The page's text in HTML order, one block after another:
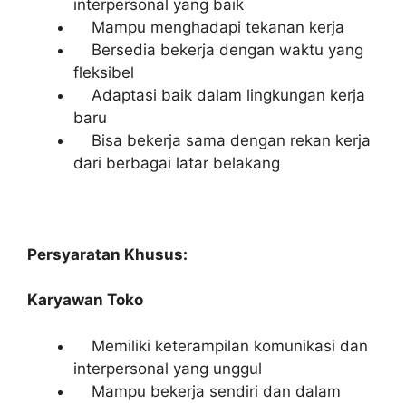
interpersonal yang baik
Mampu menghadapi tekanan kerja
Bersedia bekerja dengan waktu yang
fleksibel
Adaptasi baik dalam lingkungan kerja
baru
Bisa bekerja sama dengan rekan kerja
dari berbagai latar belakang
Persyaratan Khusus:
Karyawan Toko
Memiliki keterampilan komunikasi dan
interpersonal yang unggul
Mampu bekerja sendiri dan dalam